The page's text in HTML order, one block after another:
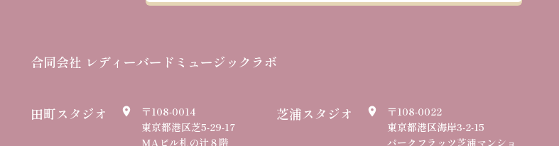
合同会社 レディーバードミュージックラボ
田町スタジオ place
〒108-0014
東京都港区芝5-29-17
MAビル札の辻８階
芝浦スタジオ place
〒108-0022
東京都港区海岸3-2-15
パークフラッツ芝浦マンショ